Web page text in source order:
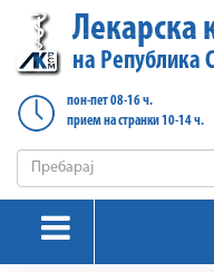
Лекарска
на Република
пон-пет 08-16 ч.
прием на странки 10-14 ч.